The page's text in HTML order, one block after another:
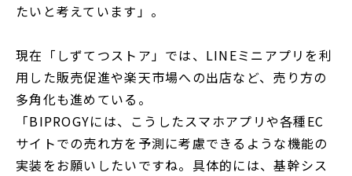
たいと考えています」。
現在「しずてつストア」では、LINEミニアプリを利
用した販売促進や楽天市場への出店など、売り方の
多角化も進めている。
「BIPROGYには、こうしたスマホアプリや各種EC
サイトでの売れ方を予測に考慮できるような機能の
実装をお願いしたいですね。具体的には、基幹シス